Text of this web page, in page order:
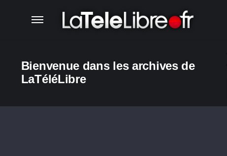
Bienvenue dans les archives de
LaTéléLibre